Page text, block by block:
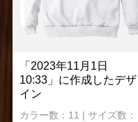
「2023年11月1日
10:33」に作成したデザ
イン
カラー数：11 | サイズ数：